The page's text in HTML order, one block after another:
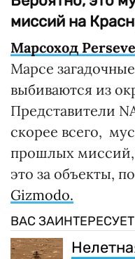
миссий на
Марсоход
Марсе
выбиваются из
Представители
скорее всего,
прошлых миссий,
это за объекты,
Gizmodo.
ВАС ЗАИНТЕРЕСУЕТ